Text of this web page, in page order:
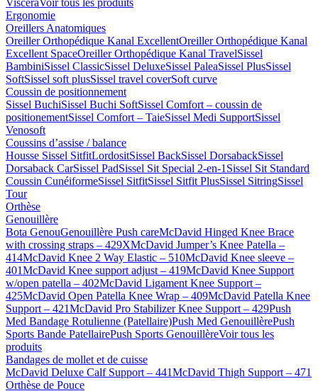
VisceraVoir tous les produits
Ergonomie
Oreillers Anatomiques
Oreiller Orthopédique Kanal ExcellentOreiller Orthopédique Kanal
Excellent SpaceOreiller Orthopédique Kanal TravelSissel
BambiniSissel ClassicSissel DeluxeSissel PaleaSissel PlusSissel
SoftSissel soft plusSissel travel coverSoft curve
Coussin de positionnement
Sissel BuchiSissel Buchi SoftSissel Comfort – coussin de
positionementSissel Comfort – TaieSissel Medi SupportSissel
Venosoft
Coussins d’assise / balance
Housse Sissel SitfitLordositSissel BackSissel DorsabackSissel
Dorsaback CarSissel PadSissel Sit Special 2-en-1 Sissel Sit Standard
Coussin CunéiformeSissel SitfitSissel Sitfit PlusSissel SitringSissel
Tour
Orthèse
Genouillère
Bota GenouGenouillère Push careMcDavid Hinged Knee Brace
with crossing straps – 429XMcDavid Jumper’s Knee Patella –
414McDavid Knee 2 Way Elastic – 510McDavid Knee sleeve –
401McDavid Knee support adjust – 419McDavid Knee Support
w/open patella – 402McDavid Ligament Knee Support –
425McDavid Open Patella Knee Wrap – 409McDavid Patella Knee
Support – 421McDavid Pro Stabilizer Knee Support – 429Push
Med Bandage Rotulienne (Patellaire)Push Med GenouillèrePush
Sports Bande PatellairePush Sports GenouillèreVoir tous les
produits
Bandages de mollet et de cuisse
McDavid Deluxe Calf Support – 441McDavid Thigh Support – 471
Orthèse de Pouce